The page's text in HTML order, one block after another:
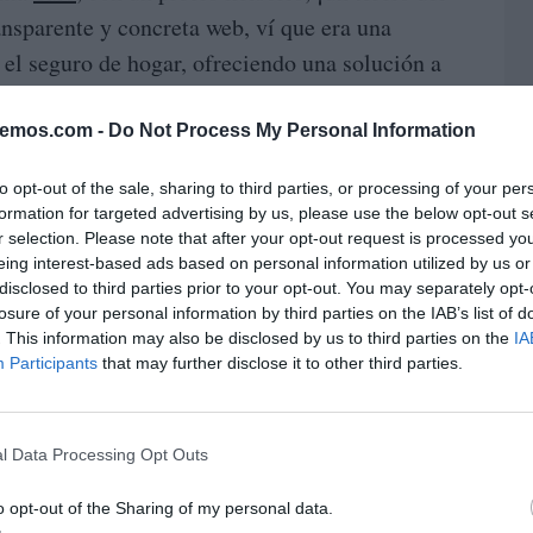
- Do Not Process My Personal Information
opt-out of the sale, sharing to third parties, or processing of your
for targeted advertising by us, please use the below opt-out
selection. Please note that after your opt-out request is processed
interest-based ads based on personal information utilized by us
to third parties prior to your opt-out. You may separately
of your personal information by third parties on the IAB’s list of
This information may also be disclosed by us to third parties on the
Participants that may further disclose it to other third parties.
Data Processing Opt Outs
opt-out of the Sharing of my personal data.
y concreta web, ví que era una
seguro de hogar, ofreciendo una solución a
bueno, barato, con pago mensual, sin
contratarlo desde la web, con explicativas
de contratarlo telefónicamente. De
call centers.
donde estaba su correduria registrada
y particulares, con la letra pequeña
Santa Lucía. Vamos, super entretenido. Al
un precio muy inferior, y que en tema legal
mi madre las posibilidades que había y dijo,